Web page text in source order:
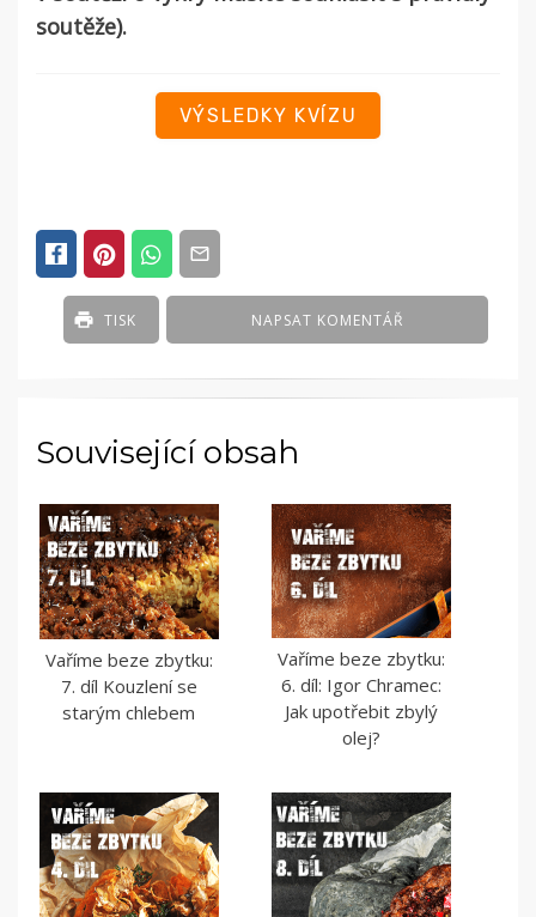
soutěže).
IN
SOUTĚŽE
KVÍZY
NAPSAT KOMENTÁŘ
TISK
Související obsah
Vaříme beze zbytku:
7. díl Kouzlení se
starým chlebem
Vaříme beze zbytku:
6. díl: Igor Chramec:
Jak upotřebit zbylý
olej?